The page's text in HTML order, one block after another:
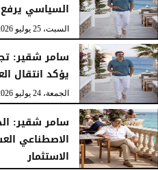
السياسي
السبت، 25 يوليو 2026
سامر شقير:
يؤكد انتقال
الجمعة، 24 يوليو 2026
سامر شقير:
الاصطناعي
الاستثمار